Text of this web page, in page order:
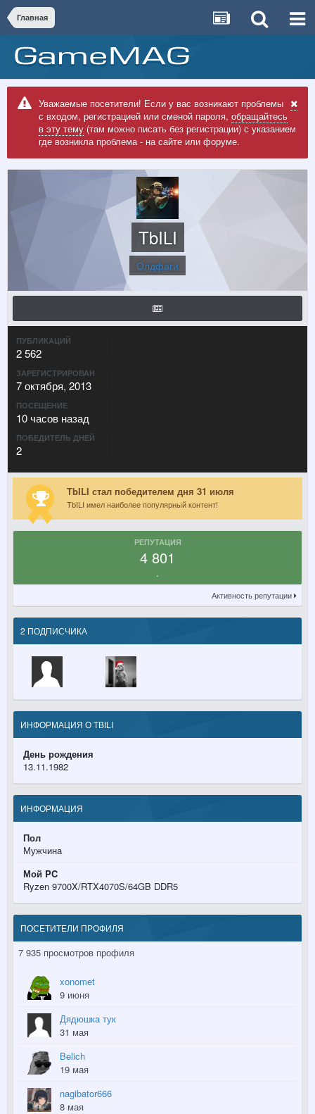
Главная
Уважаемые посетители! Если у вас возникают проблемы
с входом, регистрацией или сменой пароля, обращайтесь
в эту тему (там можно писать без регистрации) с указанием
где возникла проблема - на сайте или форуме.
TbILI
Олдфаги
ПУБЛИКАЦИЙ
2 562
ЗАРЕГИСТРИРОВАН
7 октября, 2013
ПОСЕЩЕНИЕ
10 часов назад
ПОБЕДИТЕЛЬ ДНЕЙ
2
TbILI стал победителем дня 31 июля
TbILI имел наиболее популярный контент!
РЕПУТАЦИЯ
4 801
.
Активность репутации
2 ПОДПИСЧИКА
ИНФОРМАЦИЯ О TBILI
День рождения
13.11.1982
ИНФОРМАЦИЯ
Пол
Мужчина
Мой PC
Ryzen 9700X/RTX4070S/64GB DDR5
ПОСЕТИТЕЛИ ПРОФИЛЯ
7 935 просмотров профиля
xonomet
9 июня
Дядюшка тук
31 мая
Belich
19 мая
nagibator666
8 мая